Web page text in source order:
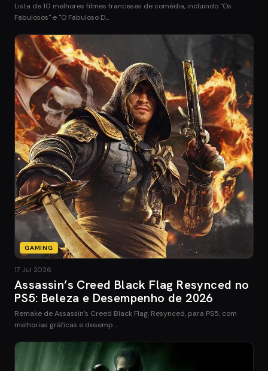
Lista de 10 melhores filmes franceses de comédia, incluindo "Os
Fabulosos" e "O Fabuloso D…
GAMING
17 Jul 2026
Assassin’s Creed Black Flag Resynced no
PS5: Beleza e Desempenho de 2026
Remake de Assassin’s Creed Black Flag, Resynced, para PS5, com
melhorias gráficas e desemp…